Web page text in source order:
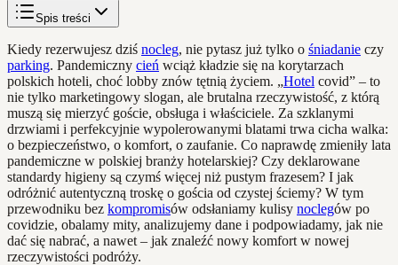
Spis treści
Kiedy rezerwujesz dziś nocleg, nie pytasz już tylko o śniadanie czy
parking. Pandemiczny cień wciąż kładzie się na korytarzach
polskich hoteli, choć lobby znów tętnią życiem. „Hotel covid” – to
nie tylko marketingowy slogan, ale brutalna rzeczywistość, z którą
muszą się mierzyć goście, obsługa i właściciele. Za szklanymi
drzwiami i perfekcyjnie wypolerowanymi blatami trwa cicha walka:
o bezpieczeństwo, o komfort, o zaufanie. Co naprawdę zmieniły lata
pandemiczne w polskiej branży hotelarskiej? Czy deklarowane
standardy higieny są czymś więcej niż pustym frazesem? I jak
odróżnić autentyczną troskę o gościa od czystej ściemy? W tym
przewodniku bez kompromisów odsłaniamy kulisy noclegów po
covidzie, obalamy mity, analizujemy dane i podpowiadamy, jak nie
dać się nabrać, a nawet – jak znaleźć nowy komfort w nowej
rzeczywistości podróży.